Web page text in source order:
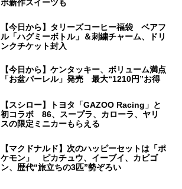
ボ新作スイーツも
【今日から】タリーズコーヒー福袋 ベアフ
ル「ハグミーボトル」＆刺繍チャーム、ドリ
ンクチケット封入
【今日から】ケンタッキー、ボリューム満点
「お盆バーレル」発売 最大“1210円”お得
【スシロー】トヨタ「GAZOO Racing」と
初コラボ 86、スープラ、カローラ、ヤリ
スの限定ミニカーもらえる
【マクドナルド】次のハッピーセットは「ポ
ケモン」 ピカチュウ、イーブイ、カビゴ
ン、歴代“旅立ちの3匹”勢ぞろい